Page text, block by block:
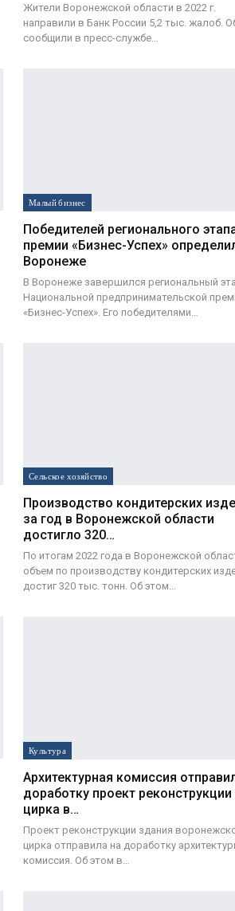
Жители Воронежской области в 2022 г.
направили в Банк России 5,2 тыс. жалоб.
сообщили в пресс-службе…
Малый бизнес
Победителей регионального
премии «Бизнес-Успех»
Воронеже
В Воронеже завершился региональный
Национальной предпринимательской
«Бизнес-Успех». Его победителями…
Сельское хозяйство
Производство кондитерских
за год в Воронежской области
достигло 320…
По итогам 2022 года в Воронежской
объем по производству кондитерских
достиг 320 тыс. тонн. Об этом…
Культура
Архитектурная комиссия
доработку проект реконструкции
цирка в…
Проект реконструкции здания
цирка отправила на доработку
комиссия. Об этом в…